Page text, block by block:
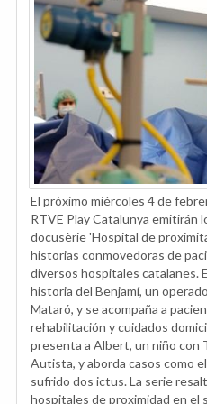
El próximo miércoles 4 de
RTVE Play Catalunya emitirán
docusèrie 'Hospital de
historias conmovedoras de
diversos hospitales catalanes.
historia del Benjamí, un
Mataró, y se acompaña a
rehabilitación y cuidados
presenta a Albert, un niño con
Autista, y aborda casos como
sufrido dos ictus. La serie
hospitales de proximidad en el